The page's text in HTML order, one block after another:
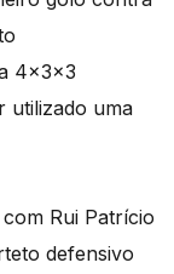
4x3x3
utilizado uma
Rui Patrício
defensivo